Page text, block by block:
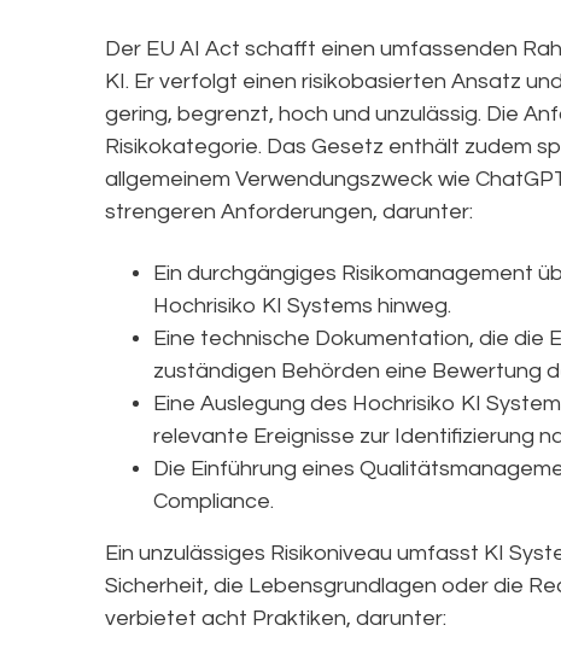
Der EU AI Act schafft einen umfassenden
KI. Er verfolgt einen risikobasierten Ansatz
gering, begrenzt, hoch und unzulässig. Die
Risikokategorie. Das Gesetz enthält zudem
allgemeinem Verwendungszweck wie
strengeren Anforderungen, darunter:
Ein durchgängiges Risikomanagement
Hochrisiko KI Systems hinweg.
Eine technische Dokumentation, die die
zuständigen Behörden eine Bewertung
Eine Auslegung des Hochrisiko KI
relevante Ereignisse zur Identifizierung
Die Einführung eines
Compliance.
Ein unzulässiges Risikoniveau umfasst KI
Sicherheit, die Lebensgrundlagen oder die
verbietet acht Praktiken, darunter: